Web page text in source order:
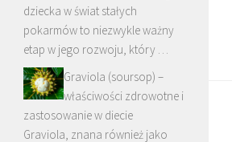
dziecka w świat stałych
pokarmów to niezwykle ważny
etap w jego rozwoju, który …
Graviola (soursop) –
właściwości zdrowotne i
zastosowanie w diecie
Graviola, znana również jako